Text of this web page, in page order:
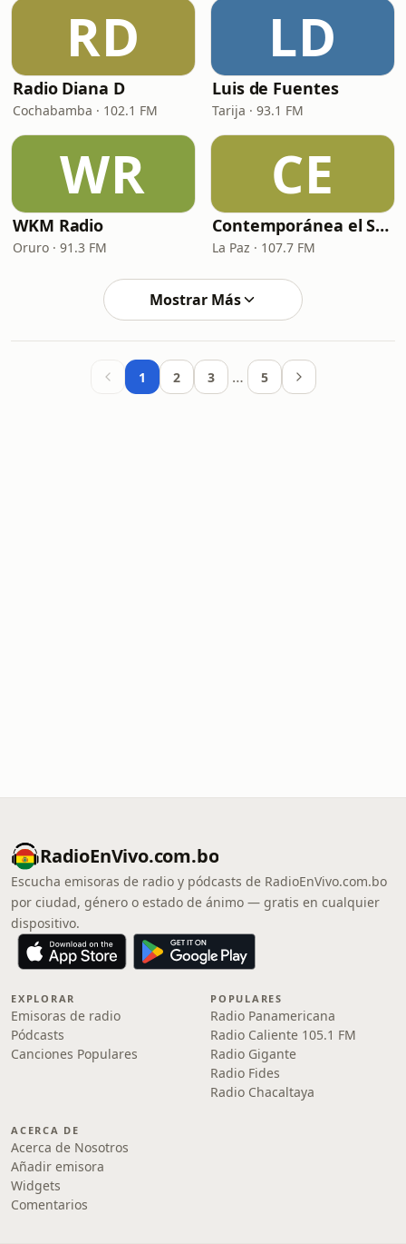
RD
Radio Diana D
Cochabamba · 102.1 FM
LD
Luis de Fuentes
Tarija · 93.1 FM
WR
WKM Radio
Oruro · 91.3 FM
CE
Contemporánea el Sur
La Paz · 107.7 FM
Mostrar Más
1 2 3 … 5
RadioEnVivo.com.bo
Escucha emisoras de radio y pódcasts de RadioEnVivo.com.bo
por ciudad, género o estado de ánimo — gratis en cualquier
dispositivo.
EXPLORAR
Emisoras de radio
Pódcasts
Canciones Populares
POPULARES
Radio Panamericana
Radio Caliente 105.1 FM
Radio Gigante
Radio Fides
Radio Chacaltaya
ACERCA DE
Acerca de Nosotros
Añadir emisora
Widgets
Comentarios